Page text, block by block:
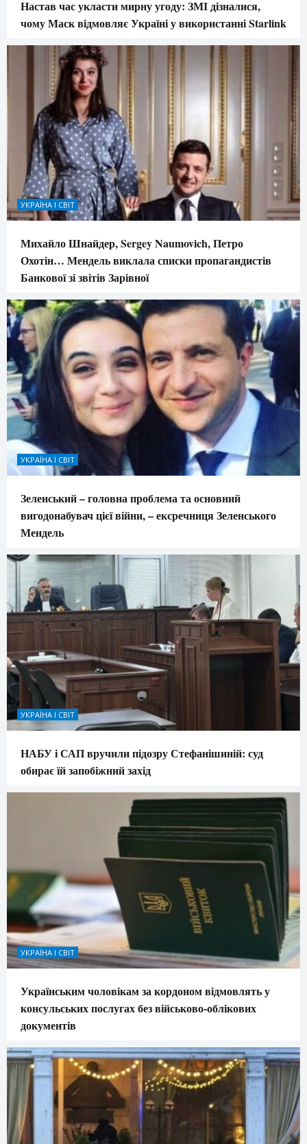
Настав час укласти мирну угоду: ЗМІ дізналися,
чому Маск відмовляє Україні у використанні Starlink
УКРАЇНА І СВІТ
Михайло Шнайдер, Sergey Naumovich, Петро
Охотін… Мендель виклала списки пропагандистів
Банкової зі звітів Зарівної
УКРАЇНА І СВІТ
Зеленський – головна проблема та основний
вигодонабувач цієї війни, – ексречниця Зеленського
Мендель
УКРАЇНА І СВІТ
НАБУ і САП вручили підозру Стефанішиній: суд
обирає їй запобіжний захід
УКРАЇНА І СВІТ
Українським чоловікам за кордоном відмовлять у
консульських послугах без військово-облікових
документів